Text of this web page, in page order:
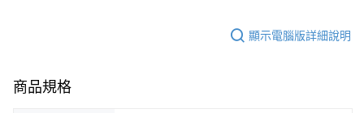
顯示電腦版詳細說明
商品規格